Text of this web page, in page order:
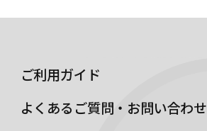
ご利用ガイド
よくあるご質問・お問い合わせ